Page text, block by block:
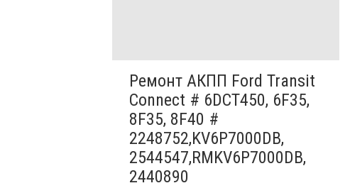
Ремонт АКПП Ford Transit
Connect # 6DCT450, 6F35,
8F35, 8F40 #
2248752,KV6P7000DB,
2544547,RMKV6P7000DB,
2440890